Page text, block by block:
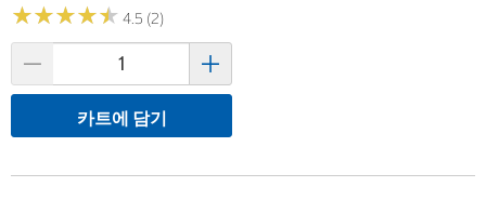
★★★★★
★★★★★ 4.5 (2)
카트에 담기